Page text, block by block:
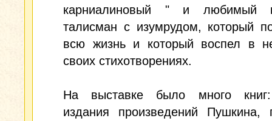
карниалиновый " и любимый
талисман с изумрудом, который
всю жизнь и который воспел в
своих стихотворениях.
На выставке было много
издания произведений Пушкина,